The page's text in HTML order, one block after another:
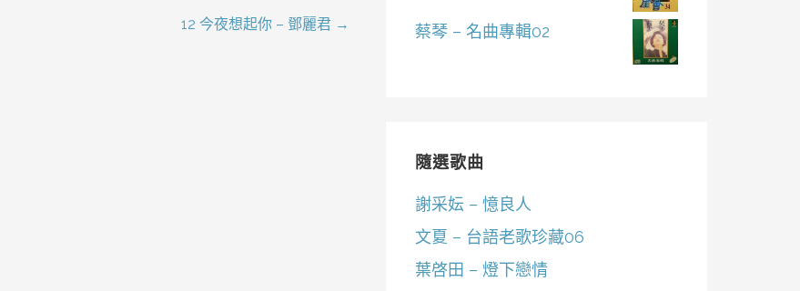
12 今夜想起你 – 鄧麗君 → 蔡琴 – 名曲專輯02
隨選歌曲
謝采妘 – 憶良人
文夏 – 台語老歌珍藏06
葉啓田 – 燈下戀情